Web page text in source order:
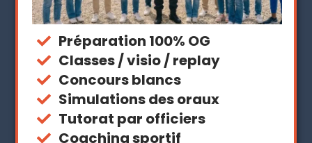
Préparation 100% OG
Classes / visio / replay
Concours blancs
Simulations des oraux
Tutorat par officiers
Coaching sportif